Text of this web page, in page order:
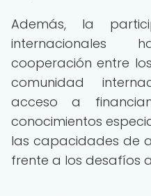
Además, la
cooperación entre
comunidad
acceso a
conocimientos
las capacidades de
frente a los desafíos